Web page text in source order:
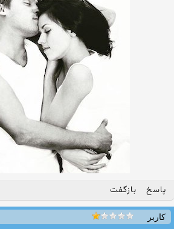
پاسخ بازگفت
کاربر